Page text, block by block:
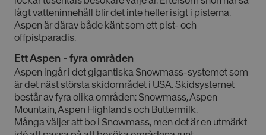
lågt vatteninnehåll blir det inte heller isigt i pisterna.
Aspen är därav både känt som ett pist- och
offpistparadis.
Ett Aspen - fyra områden
Aspen ingår i det gigantiska Snowmass-systemet som
är det näst största skidområdet i USA. Skidsystemet
består av fyra olika områden: Snowmass, Aspen
Mountain, Aspen Highlands och Buttermilk.
Många väljer att bo i Snowmass, men det är en utmärkt